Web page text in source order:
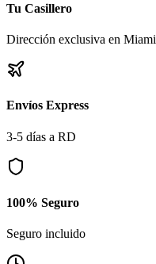
Tu Casillero
Dirección exclusiva en Miami
Envíos Express
3-5 días a RD
100% Seguro
Seguro incluido